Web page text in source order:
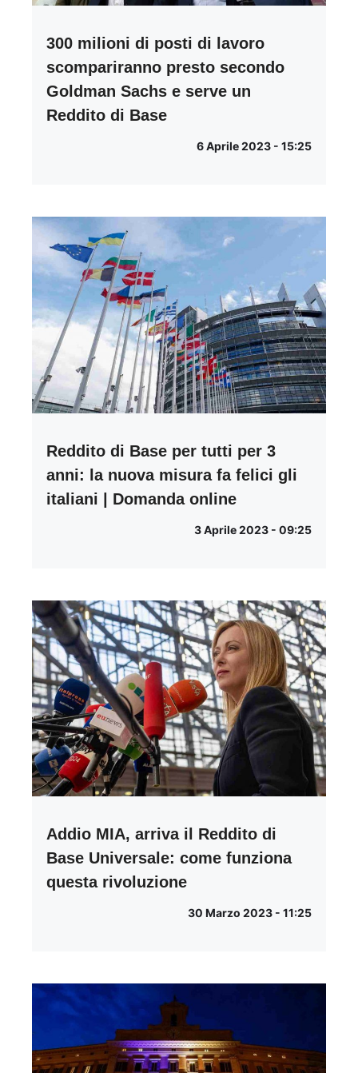
300 milioni di posti di lavoro
scompariranno presto secondo
Goldman Sachs e serve un
Reddito di Base
6 Aprile 2023 - 15:25
Reddito di Base per tutti per 3
anni: la nuova misura fa felici gli
italiani | Domanda online
3 Aprile 2023 - 09:25
Addio MIA, arriva il Reddito di
Base Universale: come funziona
questa rivoluzione
30 Marzo 2023 - 11:25